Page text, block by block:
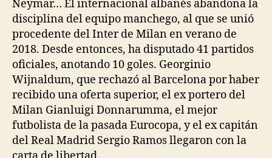
Neymar… El internacional albanés abandona la
disciplina del equipo manchego, al que se unió
procedente del Inter de Milan en verano de
2018. Desde entonces, ha disputado 41 partidos
oficiales, anotando 10 goles. Georginio
Wijnaldum, que rechazó al Barcelona por haber
recibido una oferta superior, el ex portero del
Milan Gianluigi Donnarumma, el mejor
futbolista de la pasada Eurocopa, y el ex capitán
del Real Madrid Sergio Ramos llegaron con la